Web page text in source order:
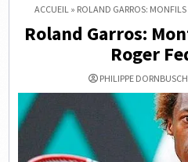
ACCUEIL» ROLAND GARROS: MONFILS
Roland Garros:
Roger
PHILIPPE DORNBUSCH